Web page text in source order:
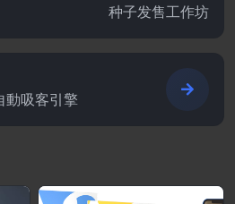
种子发售工作坊
吸客引擎